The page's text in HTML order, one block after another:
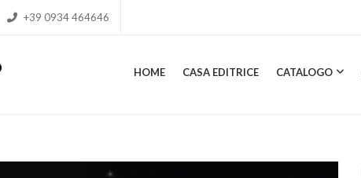
+39 0934 464646
HOME CASA EDITRICE CATALOGO